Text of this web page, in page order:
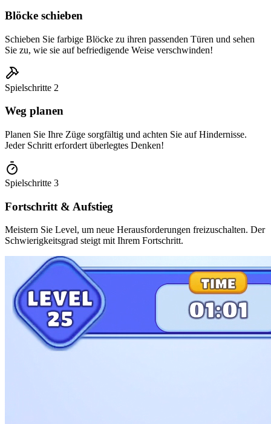
Blöcke schieben
Schieben Sie farbige Blöcke zu ihren passenden Türen und sehen
Sie zu, wie sie auf befriedigende Weise verschwinden!
Spielschritte 2
Weg planen
Planen Sie Ihre Züge sorgfältig und achten Sie auf Hindernisse.
Jeder Schritt erfordert überlegtes Denken!
Spielschritte 3
Fortschritt & Aufstieg
Meistern Sie Level, um neue Herausforderungen freizuschalten. Der
Schwierigkeitsgrad steigt mit Ihrem Fortschritt.